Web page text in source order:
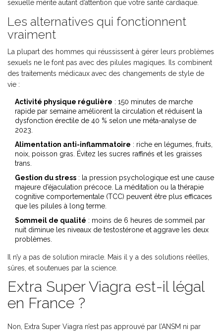
sexuelle mérite autant d’attention que votre santé cardiaque.
Les alternatives qui fonctionnent
vraiment
La plupart des hommes qui réussissent à gérer leurs problèmes
sexuels ne le font pas avec des pilules magiques. Ils combinent
des traitements médicaux avec des changements de style de
vie :
Activité physique régulière : 150 minutes de marche
rapide par semaine améliorent la circulation et réduisent la
dysfonction érectile de 40 % selon une méta-analyse de
2023.
Alimentation anti-inflammatoire : riche en légumes, fruits,
noix, poisson gras. Évitez les sucres raffinés et les graisses
trans.
Gestion du stress : la pression psychologique est une cause
majeure d’éjaculation précoce. La méditation ou la thérapie
cognitive comportementale (TCC) peuvent être plus efficaces
que les pilules à long terme.
Sommeil de qualité : moins de 6 heures de sommeil par
nuit diminue les niveaux de testostérone et aggrave les deux
problèmes.
Il n’y a pas de solution miracle. Mais il y a des solutions réelles,
sûres, et soutenues par la science.
Extra Super Viagra est-il légal
en France ?
Non, Extra Super Viagra n’est pas approuvé par l’ANSM ni par